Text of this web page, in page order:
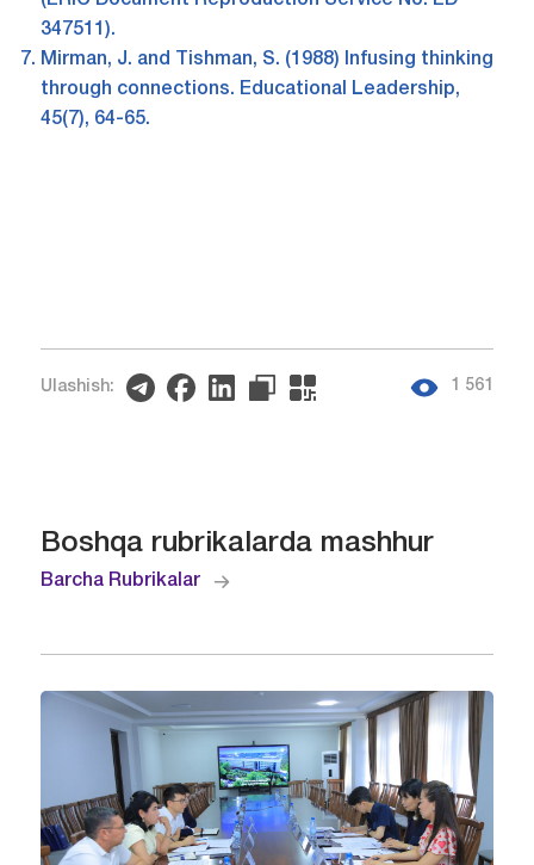
347511).
Mirman, J. and Tishman, S. (1988) Infusing thinking
through connections. Educational Leadership,
45(7), 64-65.
Ulashish: 1 561
Boshqa rubrikalarda mashhur
Barcha Rubrikalar